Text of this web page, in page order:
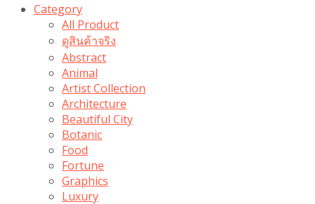
Category
All Product
ดูสินค้าจริง
Abstract
Animal
Artist Collection
Architecture
Beautiful City
Botanic
Food
Fortune
Graphics
Luxury